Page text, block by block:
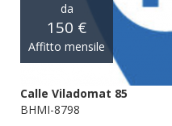
da
150 €
Affitto mensile
Calle Viladomat 85
BHMI-8798